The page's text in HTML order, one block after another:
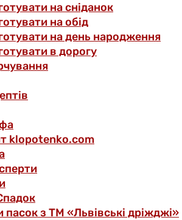
на сніданок
на обід
на день народження
в дорогу
klopotenko.com
пасок з ТМ «Львівські дріжджі»